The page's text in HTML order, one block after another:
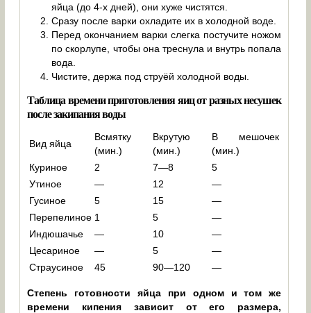
яйца (до 4-х дней), они хуже чистятся.
Сразу после варки охладите их в холодной воде.
Перед окончанием варки слегка постучите ножом
по скорлупе, чтобы она треснула и внутрь попала
вода.
Чистите, держа под струёй холодной воды.
Таблица времени приготовления яиц от разных несушек
после закипания воды
Вид яйца
Всмятку
(мин.)
Вкрутую
(мин.)
В мешочек
(мин.)
Куриное
2 7—8
5
Утиное
— 12
—
Гусиное
5 15
—
Перепелиное 1 5
—
Индюшачье
— 10
—
Цесариное
— 5
—
Страусиное
45 90—120 —
Степень готовности яйца при одном и том же
времени кипения зависит от его размера,